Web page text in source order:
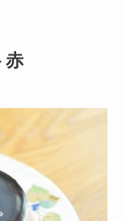
赤